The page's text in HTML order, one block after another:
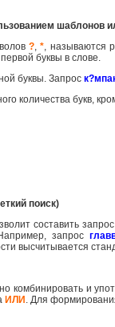
шаблонов
?,*, называются
буквы в слове.
буквы. Запрос
количества букв,
поиск)
составить
запрос
высчитывается
комбинировать и
ИЛИ. Для